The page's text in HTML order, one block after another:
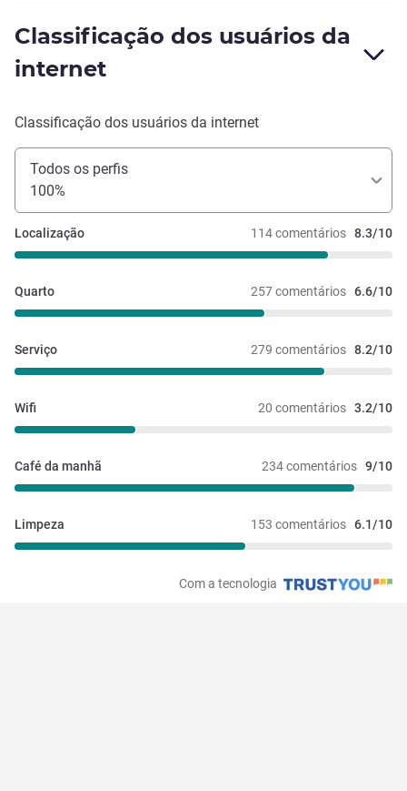
Classificação dos usuários da
internet
Classificação dos usuários da internet
Todos os perfis
100%
114 comentários 8.3/10
Localização
257 comentários 6.6/10
Quarto
279 comentários 8.2/10
Serviço
20 comentários 3.2/10
Wifi
234 comentários 9/10
Café da manhã
153 comentários 6.1/10
Limpeza
Com a tecnologia